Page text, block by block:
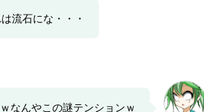
流石にな・・・
なんやこの謎テンションｗ